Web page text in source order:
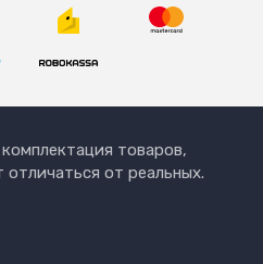
товаров,
отличаться от реальных.